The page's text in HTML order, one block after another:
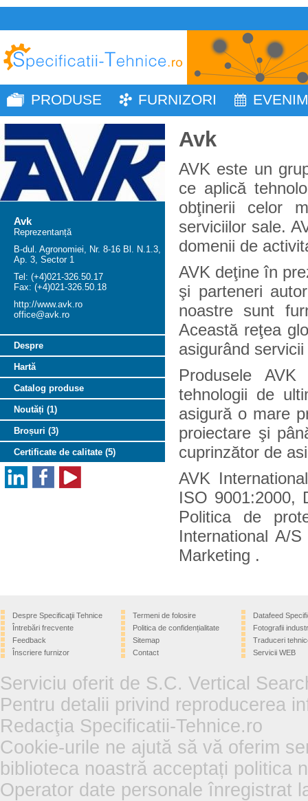
PRODUSE FURNIZORI
Avk
Reprezentanță
B-dul. Agronomiei, Nr. 8-16 Bl. N.1.3,
Ap. 3, Sector 1
Tel: (+4)021-326.50.17
Fax: (+4)021-326.50.18
http://www.avk.ro
office@avk.ro
Despre
Hartă
Catalog produse
Noutăți (1)
Broșuri (3)
Certificate de calitate (5)
Avk
AVK este un
ce aplică
obţinerii celor
serviciilor sale.
domenii de
AVK deţine în
şi parteneri
noastre sunt
Această reţea
asigurând
Produsele
tehnologii de
asigură o mare
proiectare şi
cuprinzător de
AVK
ISO 9001:2000,
Politica de
International A/
Marketing .
Despre Specificaţii Tehnice
Întrebări frecvente
Feedback
Înscriere furnizor
Termeni de folosire
Politica de confidențialitate
Sitemap
Contact
Datafeed
Fotografii
Traduceri
Servicii WEB
Serviciu oferit de S.C. Vertical
Pentru detalii privind reproducerea
Redacţia Specificatii-Tehnice.ro
Cookie-urile ne ajută să vă oferim
biblioteca noastră acceptați politica
Operator date personale înregistrat